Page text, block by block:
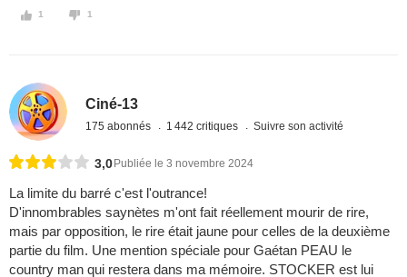
1 1
Ciné-13
175 abonnés 1 442 critiques Suivre son activité
3,0 Publiée le 3 novembre 2024
La limite du barré c'est l'outrance!
D'innombrables saynètes m'ont fait réellement mourir de rire,
mais par opposition, le rire était jaune pour celles de la deuxième
partie du film. Une mention spéciale pour Gaétan PEAU le
country man qui restera dans ma mémoire. STOCKER est lui